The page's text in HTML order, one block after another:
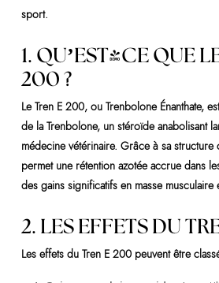
sport.
1. QU’EST-CE QUE
200 ?
Le Tren E 200, ou Trenbolone Énanthate,
de la Trenbolone, un stéroïde anabolisant
médecine vétérinaire. Grâce à sa
permet une rétention azotée accrue dans
des gains significatifs en masse musculaire
2. LES EFFETS DU
Les effets du Tren E 200 peuvent être